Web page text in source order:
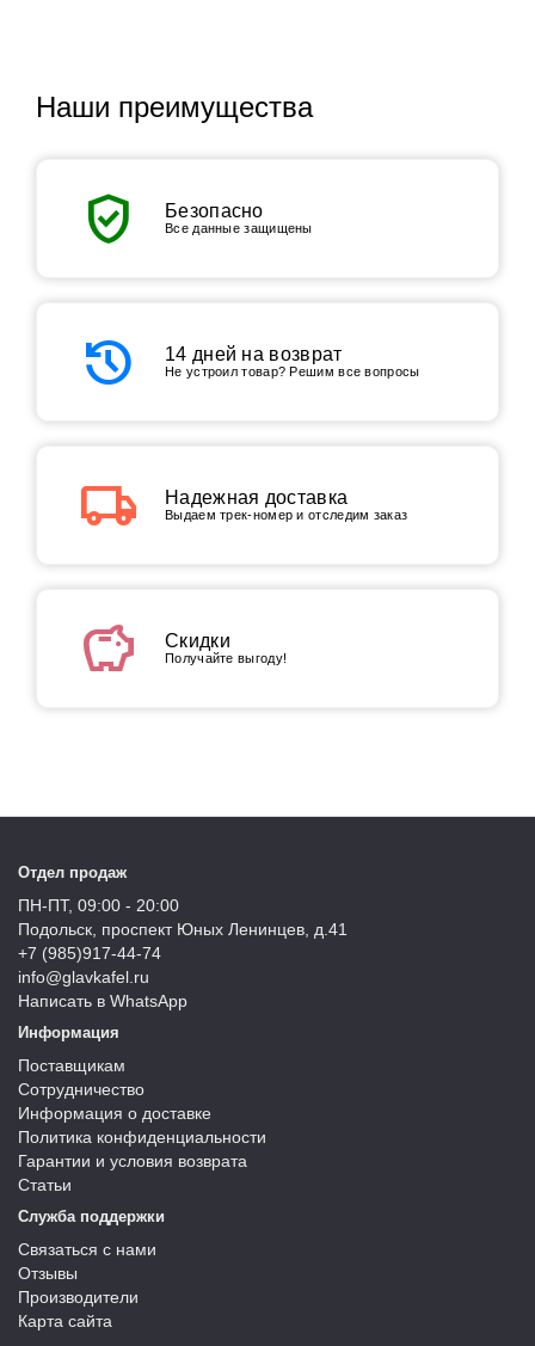
Наши преимущества
verified_user Безопасно
Все данные защищены
history 14 дней на возврат
Не устроил товар? Решим все вопросы
local_shipping Надежная доставка
Выдаем трек-номер и отследим заказ
savings Скидки
Получайте выгоду!
Отдел продаж
ПН-ПТ, 09:00 - 20:00
Подольск, проспект Юных Ленинцев, д.41
+7 (985)917-44-74
info@glavkafel.ru
Написать в WhatsApp
Информация
Поставщикам
Сотрудничество
Информация о доставке
Политика конфиденциальности
Гарантии и условия возврата
Статьи
Служба поддержки
Связаться с нами
Отзывы
Производители
Карта сайта